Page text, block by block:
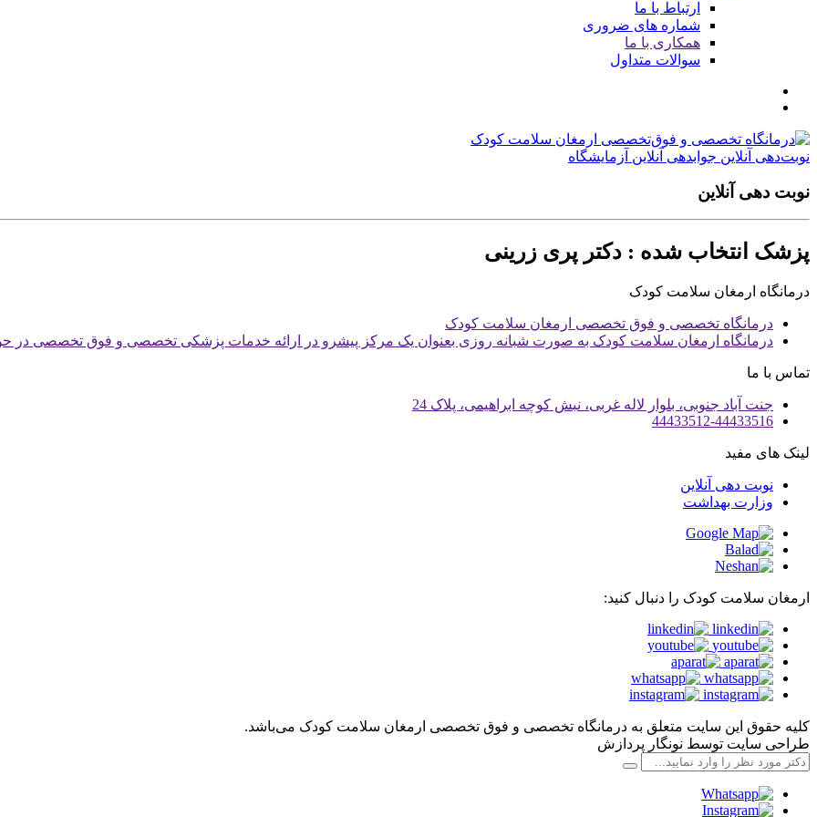
ارتباط با ما
شماره های ضروری
همکاری با ما
سوالات متداول
نوبت‌دهی آنلاین جوابدهی آنلاین آزمایشگاه
نوبت دهی آنلاین
پزشک انتخاب شده : دکتر پری زرینی
درمانگاه ارمغان سلامت کودک
درمانگاه تخصصی و فوق تخصصی ارمغان سلامت کودک
درمانگاه ارمغان سلامت کودک به صورت شبانه روزی بعنوان یک مرکز پیشرو در ارائه خدمات پزشکی تخصصی و فوق تخصصی در
تماس با ما
جنت آباد جنوبی، بلوار لاله غربی، نبش کوچه ابراهیمی، پلاک 24
44433512-44433516
لینک های مفید
نوبت دهی آنلاین
وزارت بهداشت
ارمغان سلامت کودک را دنبال کنید:
کلیه حقوق این سایت متعلق به درمانگاه تخصصی و فوق تخصصی ارمغان سلامت کودک می‌باشد.
طراحی سايت توسط نونگار پردازش